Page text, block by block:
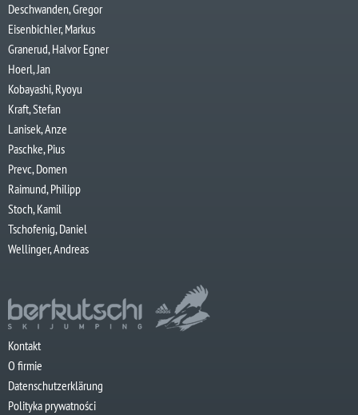
Deschwanden, Gregor
Eisenbichler, Markus
Granerud, Halvor Egner
Hoerl, Jan
Kobayashi, Ryoyu
Kraft, Stefan
Lanisek, Anze
Paschke, Pius
Prevc, Domen
Raimund, Philipp
Stoch, Kamil
Tschofenig, Daniel
Wellinger, Andreas
Kontakt
O firmie
Datenschutzerklärung
Polityka prywatności